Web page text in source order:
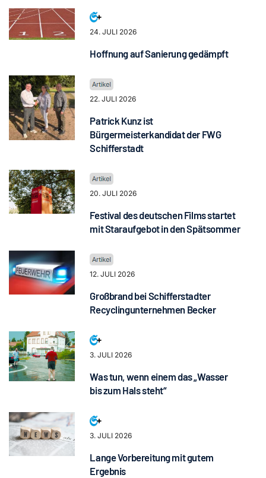
24. JULI 2026
Hoffnung auf Sanierung gedämpft
22. JULI 2026
Patrick Kunz ist
Bürgermeisterkandidat der FWG
Schifferstadt
20. JULI 2026
Festival des deutschen Films startet
mit Staraufgebot in den Spätsommer
12. JULI 2026
Großbrand bei Schifferstadter
Recyclingunternehmen Becker
3. JULI 2026
Was tun, wenn einem das „Wasser
bis zum Hals steht“
3. JULI 2026
Lange Vorbereitung mit gutem
Ergebnis